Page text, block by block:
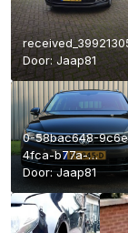
Door:Jaap81
0-58bac648-
4fca-b77a-
Door:Jaap81